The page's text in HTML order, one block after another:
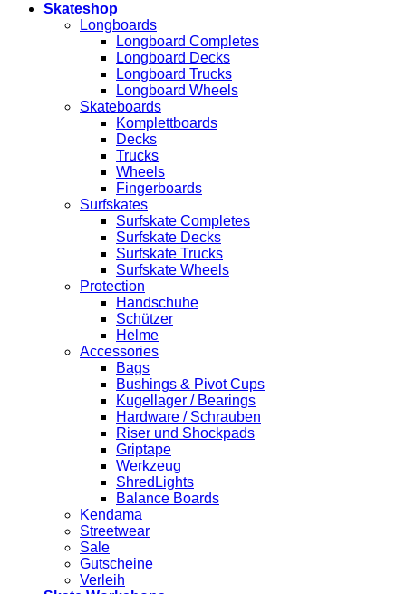
Skateshop
Longboards
Longboard Completes
Longboard Decks
Longboard Trucks
Longboard Wheels
Skateboards
Komplettboards
Decks
Trucks
Wheels
Fingerboards
Surfskates
Surfskate Completes
Surfskate Decks
Surfskate Trucks
Surfskate Wheels
Protection
Handschuhe
Schützer
Helme
Accessories
Bags
Bushings & Pivot Cups
Kugellager / Bearings
Hardware / Schrauben
Riser und Shockpads
Griptape
Werkzeug
ShredLights
Balance Boards
Kendama
Streetwear
Sale
Gutscheine
Verleih